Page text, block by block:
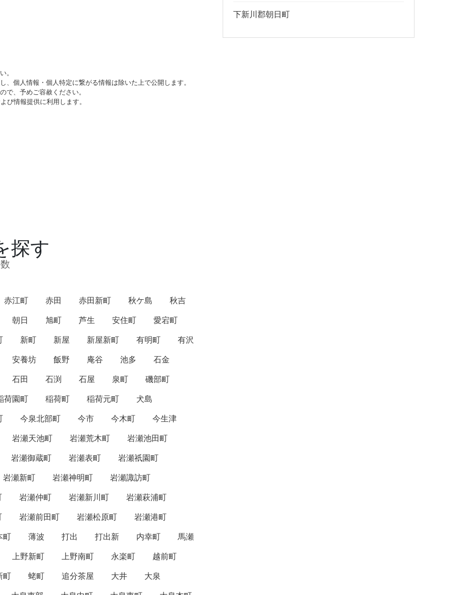
。
個人情報・個人特定に繋がる情報は除いた上で公開します。
で、予めご容赦ください。
び情報提供に利用します。
探す
赤江町 赤田 赤田新町 秋ケ島
秋吉
朝日 旭町 芦生 安住町
愛宕町
新町 新屋 新屋新町 有明町
有沢
安養坊 飯野 庵谷 池多
石金
石田 石渕 石屋 泉町
磯部町
荷園町 稲荷町 稲荷元町
犬島
今泉北部町 今市 今木町
今生津
岩瀬天池町 岩瀬荒木町
岩瀬池田町
岩瀬御蔵町 岩瀬表町
岩瀬祇園町
岩瀬新町 岩瀬神明町
岩瀬諏訪町
岩瀬仲町 岩瀬新川町
岩瀬萩浦町
岩瀬前田町 岩瀬松原町
岩瀬港町
町 薄波 打出 打出新 内幸町
馬瀬
上野新町 上野南町 永楽町
越前町
町 蛯町 追分茶屋 大井
大泉
下新川郡朝日町